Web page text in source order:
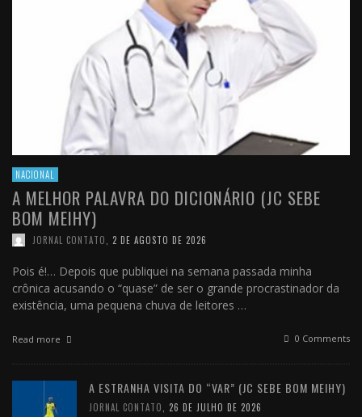
NACIONAL
A MELHOR PALAVRA DO DICIONÁRIO (JC SEBE
BOM MEIHY)
JORNAL CONTATO 2 DE AGOSTO DE 2026
Pois é!… Depois que publiquei na semana passada minha
crônica acusando o “quase” de ser o grande procrastinador da
existência, uma pequena chuva de leitores …
Read more 0 Comments
A ESTRANHA VISITA DO “VAR” (JC SEBE BOM MEIHY)
JORNAL CONTATO 26 DE JULHO DE 2026